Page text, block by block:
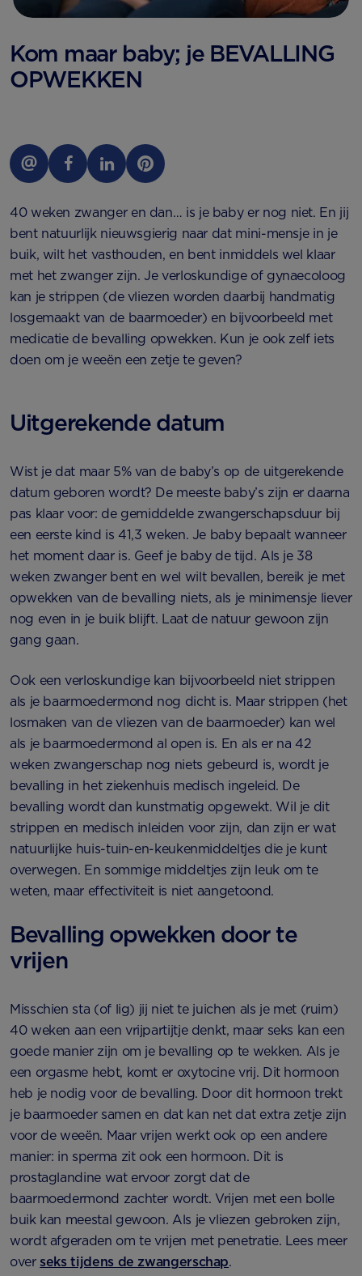
Kom maar baby; je BEVALLING
OPWEKKEN
40 weken zwanger en dan… is je baby er nog niet. En jij
bent natuurlijk nieuwsgierig naar dat mini-mensje in je
buik, wilt het vasthouden, en bent inmiddels wel klaar
met het zwanger zijn. Je verloskundige of gynaecoloog
kan je strippen (de vliezen worden daarbij handmatig
losgemaakt van de baarmoeder) en bijvoorbeeld met
medicatie de bevalling opwekken. Kun je ook zelf iets
doen om je weeën een zetje te geven?
Uitgerekende datum
Wist je dat maar 5% van de baby’s op de uitgerekende
datum geboren wordt? De meeste baby’s zijn er daarna
pas klaar voor: de gemiddelde zwangerschapsduur bij
een eerste kind is 41,3 weken. Je baby bepaalt wanneer
het moment daar is. Geef je baby de tijd. Als je 38
weken zwanger bent en wel wilt bevallen, bereik je met
opwekken van de bevalling niets, als je minimensje liever
nog even in je buik blijft. Laat de natuur gewoon zijn
gang gaan.
Ook een verloskundige kan bijvoorbeeld niet strippen
als je baarmoedermond nog dicht is. Maar strippen (het
losmaken van de vliezen van de baarmoeder) kan wel
als je baarmoedermond al open is. En als er na 42
weken zwangerschap nog niets gebeurd is, wordt je
bevalling in het ziekenhuis medisch ingeleid. De
bevalling wordt dan kunstmatig opgewekt. Wil je dit
strippen en medisch inleiden voor zijn, dan zijn er wat
natuurlijke huis-tuin-en-keukenmiddeltjes die je kunt
overwegen. En sommige middeltjes zijn leuk om te
weten, maar effectiviteit is niet aangetoond.
Bevalling opwekken door te
vrijen
Misschien sta (of lig) jij niet te juichen als je met (ruim)
40 weken aan een vrijpartijtje denkt, maar seks kan een
goede manier zijn om je bevalling op te wekken. Als je
een orgasme hebt, komt er oxytocine vrij. Dit hormoon
heb je nodig voor de bevalling. Door dit hormoon trekt
je baarmoeder samen en dat kan net dat extra zetje zijn
voor de weeën. Maar vrijen werkt ook op een andere
manier: in sperma zit ook een hormoon. Dit is
prostaglandine wat ervoor zorgt dat de
baarmoedermond zachter wordt. Vrijen met een bolle
buik kan meestal gewoon. Als je vliezen gebroken zijn,
wordt afgeraden om te vrijen met penetratie. Lees meer
overseks tijdens de zwangerschap.